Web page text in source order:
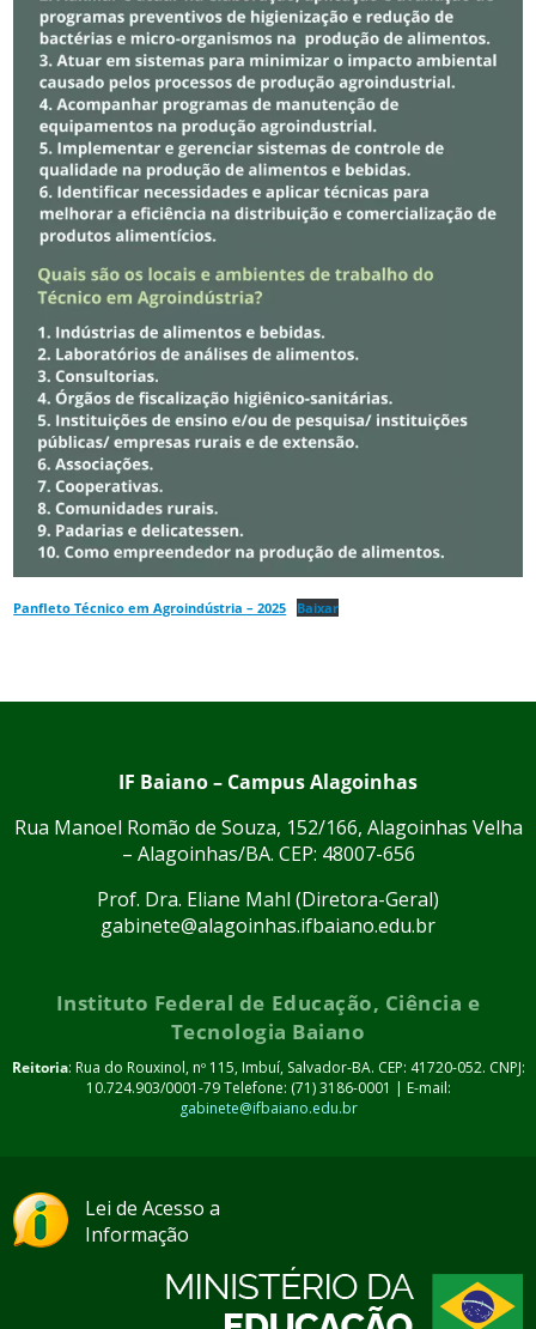
Panfleto Técnico em Agroindústria – 2025 Baixar
IF Baiano – Campus Alagoinhas
Rua Manoel Romão de Souza, 152/166, Alagoinhas Velha
– Alagoinhas/BA. CEP: 48007-656
Prof. Dra. Eliane Mahl (Diretora-Geral)
gabinete@alagoinhas.ifbaiano.edu.br
Instituto Federal de Educação, Ciência e
Tecnologia Baiano
Reitoria: Rua do Rouxinol, nº 115, Imbuí, Salvador-BA. CEP: 41720-052. CNPJ:
10.724.903/0001-79 Telefone: (71) 3186-0001 | E-mail:
gabinete@ifbaiano.edu.br
Lei de Acesso a
Informação